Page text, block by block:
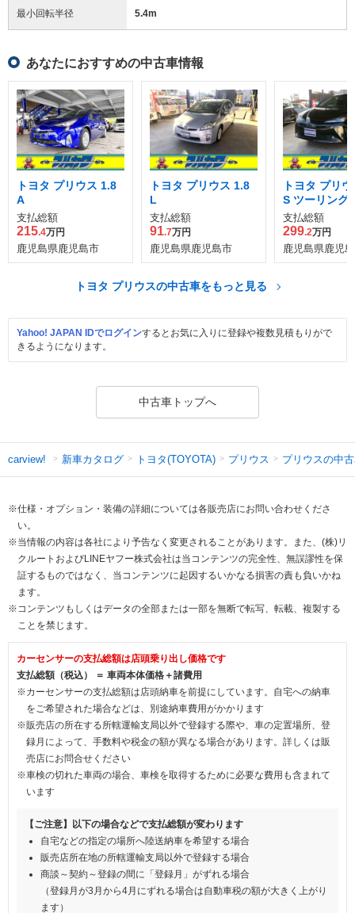
最小回転半径 5.4m
あなたにおすすめの中古車情報
トヨタ プリウス 1.8
A
支払総額
215.4万円
鹿児島県鹿児島市
トヨタ プリウス 1.8
L
支払総額
91.7万円
鹿児島県鹿児島市
トヨタ プリ
S ツーリング
ション ブラ
ィション
支払総額
299.2万円
鹿児島県鹿児
トヨタ プリウスの中古車をもっと見る
Yahoo! JAPAN IDでログインするとお気に入りに登録や複数見積もりがで
きるようになります。
中古車トップへ
carview! 新車カタログ トヨタ(TOYOTA) プリウス プリウスの中
※仕様・オプション・装備の詳細については各販売店にお問い合わせくださ
い。
※当情報の内容は各社により予告なく変更されることがあります。また、(株)リ
クルートおよびLINEヤフー株式会社は当コンテンツの完全性、無誤謬性を保
証するものではなく、当コンテンツに起因するいかなる損害の責も負いかね
ます。
※コンテンツもしくはデータの全部または一部を無断で転写、転載、複製する
ことを禁じます。
カーセンサーの支払総額は店頭乗り出し価格です
支払総額（税込） ＝ 車両本体価格＋諸費用
※カーセンサーの支払総額は店頭納車を前提にしています。自宅への納車
をご希望された場合などは、別途納車費用がかかります
※販売店の所在する所轄運輸支局以外で登録する際や、車の定置場所、登
録月によって、手数料や税金の額が異なる場合があります。詳しくは販
売店にお問合せください
※車検の切れた車両の場合、車検を取得するために必要な費用も含まれて
います
【ご注意】以下の場合などで支払総額が変わります
自宅などの指定の場所へ陸送納車を希望する場合
販売店所在地の所轄運輸支局以外で登録する場合
商談～契約～登録の間に「登録月」がずれる場合
（登録月が3月から4月にずれる場合は自動車税の額が大きく上がり
ます）